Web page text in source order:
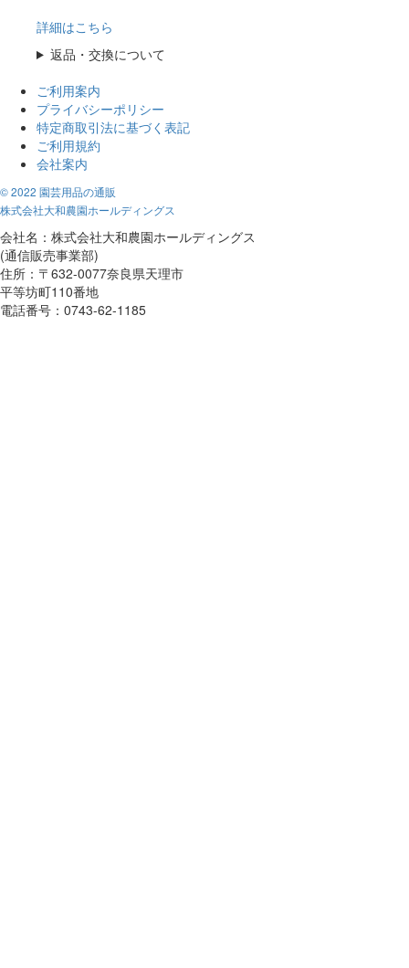
詳細はこちら
返品・交換について
ご利用案内
プライバシーポリシー
特定商取引法に基づく表記
ご利用規約
会社案内
© 2022 園芸用品の通販
株式会社大和農園ホールディングス
会社名：株式会社大和農園ホールディングス
(通信販売事業部)
住所：〒632-0077奈良県天理市
平等坊町110番地
電話番号：0743-62-1185